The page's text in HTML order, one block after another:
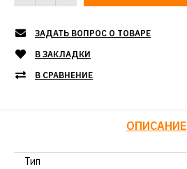
ЗАДАТЬ ВОПРОС О ТОВАРЕ
В ЗАКЛАДКИ
В СРАВНЕНИЕ
ОПИСАНИЕ
Тип